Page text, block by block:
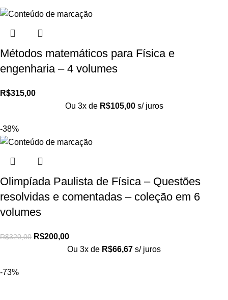
Métodos matemáticos para Física e
engenharia – 4 volumes
R$315,00
Ou 3x de R$105,00 s/ juros
-38%
Olimpíada Paulista de Física – Questões
resolvidas e comentadas – coleção em 6
volumes
R$320,00 R$200,00
Ou 3x de R$66,67 s/ juros
-73%